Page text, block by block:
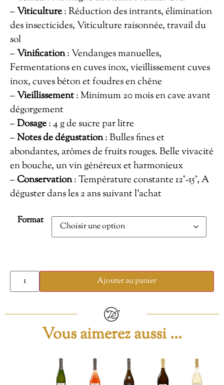
–Viticulture: Réduction des intrants, élimination
des insecticides, Viticulture raisonnée, travail du
sol
–Vinification: Vendanges manuelles,
Fermentations en cuves inox, vieillissement cuves
inox, cuves béton et foudres en chêne
–Vieillissement: Minimum 20 mois en cave avant
dégorgement
–Dosage: 4 g de sucre par litre
–Notes de dégustation: Bulles fines et
abondantes, arômes de fruits rouges. Belle vivacité
en bouche, un vin généreux et harmonieux
–Conservation: Température constante 12°-15°, A
déguster dans les 2 ans suivant l’achat
Format
Ajouter au panier
Vous aimerez aussi ...